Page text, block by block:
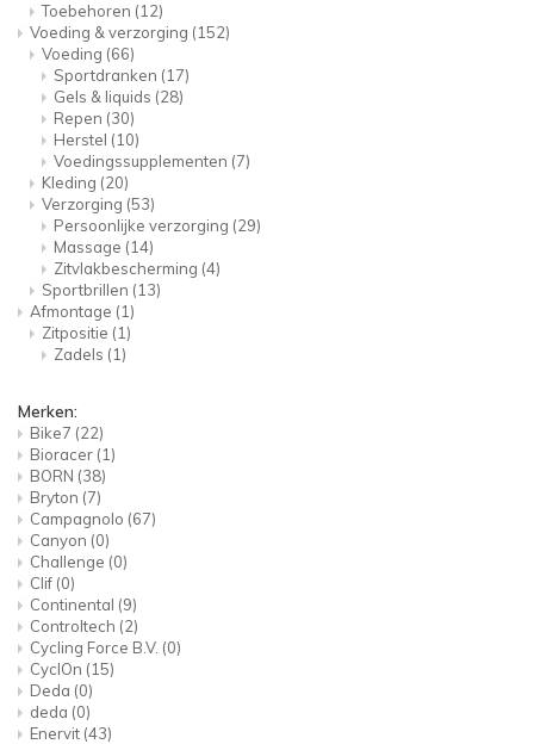
Toebehoren (12)
Voeding & verzorging (152)
Voeding (66)
Sportdranken (17)
Gels & liquids (28)
Repen (30)
Herstel (10)
Voedingssupplementen (7)
Kleding (20)
Verzorging (53)
Persoonlijke verzorging (29)
Massage (14)
Zitvlakbescherming (4)
Sportbrillen (13)
Afmontage (1)
Zitpositie (1)
Zadels (1)
Merken:
Bike7 (22)
Bioracer (1)
BORN (38)
Bryton (7)
Campagnolo (67)
Canyon (0)
Challenge (0)
Clif (0)
Continental (9)
Controltech (2)
Cycling Force B.V. (0)
CyclOn (15)
Deda (0)
deda (0)
Enervit (43)